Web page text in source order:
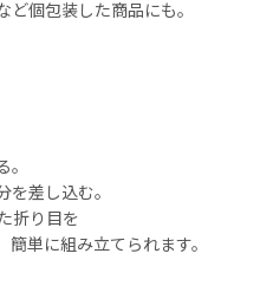
ど個包装した商品にも。
差し込む。
折り目を
単に組み立てられます。